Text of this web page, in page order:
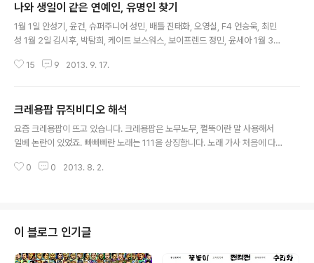
xcf 파일
나와 생일이 같은 연예인, 유명인 찾기
1월 1일 안성기, 윤건, 슈퍼주니어 성민, 배틀 진태화, 오영실, F4 언승욱, 최민
성 1월 2일 김시후, 박탐희, 케이트 보스워스, 보이프렌드 정민, 윤세아 1월 3일
이, 강혜정, 유해진, 사강, 신은정 1월 5일 장서희, 윤소이, 비스트 양요섭, 허각
킹, AOA 지민 1월 9일 이연희, 포미닛 남지현 1월 10일 이기찬, 브라이언, 최
원영 1월 11일 손예진, 이매리, 김정민, 샵 이지혜, 씨스타 효린 1월 12일 바비
킴, 김사랑, 이보영, 천상..
15 9 2013. 9. 17.
크레용팝 뮤직비디오 해석
요즘 크레용팝이 뜨고 있습니다. 크레용팝은 노무노무, 쩔뚝이란 말 사용해서
일베 논란이 있었죠. 빠빠빠란 노래는 111을 상징합니다. 노래 가사 처음에 다같
유튜브에 나온 빠빠빠 영어 제목은 bar bar bar입니다. 뮤비에 1자와 0자를
이란 생각이 듭니다. 사실은 점프가 위로 올라갔다가 아래로 다시 내려오는 거
고, 아래로 내려가는 것도 점핑이긴 합니다. 크레용팝은 빙빙이란 노래도 불렀
습니다.
0 0 2013. 8. 2.
이 블로그 인기글